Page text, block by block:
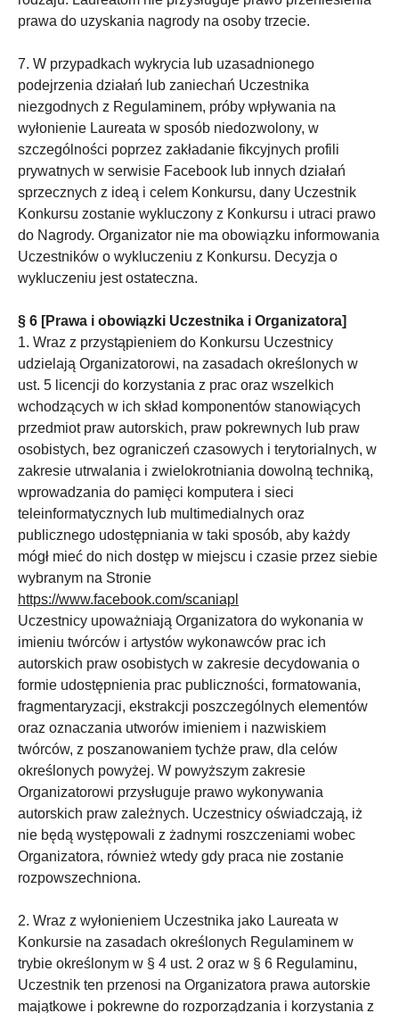
prawa do uzyskania nagrody na osoby trzecie.
7. W przypadkach wykrycia lub uzasadnionego
podejrzenia działań lub zaniechań Uczestnika
niezgodnych z Regulaminem, próby wpływania na
wyłonienie Laureata w sposób niedozwolony, w
szczególności poprzez zakładanie fikcyjnych profili
prywatnych w serwisie Facebook lub innych działań
sprzecznych z ideą i celem Konkursu, dany Uczestnik
Konkursu zostanie wykluczony z Konkursu i utraci prawo
do Nagrody. Organizator nie ma obowiązku informowania
Uczestników o wykluczeniu z Konkursu. Decyzja o
wykluczeniu jest ostateczna.
§ 6 [Prawa i obowiązki Uczestnika i Organizatora]
1. Wraz z przystąpieniem do Konkursu Uczestnicy
udzielają Organizatorowi, na zasadach określonych w
ust. 5 licencji do korzystania z prac oraz wszelkich
wchodzących w ich skład komponentów stanowiących
przedmiot praw autorskich, praw pokrewnych lub praw
osobistych, bez ograniczeń czasowych i terytorialnych, w
zakresie utrwalania i zwielokrotniania dowolną techniką,
wprowadzania do pamięci komputera i sieci
teleinformatycznych lub multimedialnych oraz
publicznego udostępniania w taki sposób, aby każdy
mógł mieć do nich dostęp w miejscu i czasie przez siebie
wybranym na Stronie
https://www.facebook.com/scaniapl
Uczestnicy upoważniają Organizatora do wykonania w
imieniu twórców i artystów wykonawców prac ich
autorskich praw osobistych w zakresie decydowania o
formie udostępnienia prac publiczności, formatowania,
fragmentaryzacji, ekstrakcji poszczególnych elementów
oraz oznaczania utworów imieniem i nazwiskiem
twórców, z poszanowaniem tychże praw, dla celów
określonych powyżej. W powyższym zakresie
Organizatorowi przysługuje prawo wykonywania
autorskich praw zależnych. Uczestnicy oświadczają, iż
nie będą występowali z żadnymi roszczeniami wobec
Organizatora, również wtedy gdy praca nie zostanie
rozpowszechniona.
2. Wraz z wyłonieniem Uczestnika jako Laureata w
Konkursie na zasadach określonych Regulaminem w
trybie określonym w § 4 ust. 2 oraz w § 6 Regulaminu,
Uczestnik ten przenosi na Organizatora prawa autorskie
majątkowe i pokrewne do rozporządzania i korzystania z